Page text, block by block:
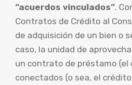
“acuerdos vinculados”.
Contratos de Crédito al
de adquisición de un bien o
caso, la unidad de
un contrato de préstamo (el
conectados (o sea, el